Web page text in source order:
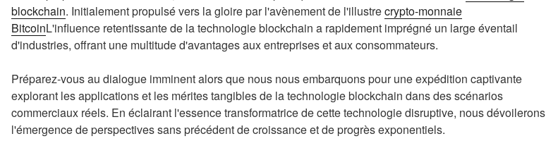
blockchain. Initialement propulsé vers la gloire par l'avènement de l'illustrecrypto-monnaie
BitcoinL'influence retentissante de la technologie blockchain a rapidement imprégné un large éventail
d'industries, offrant une multitude d'avantages aux entreprises et aux consommateurs.
Préparez-vous au dialogue imminent alors que nous nous embarquons pour une expédition captivante
explorant les applications et les mérites tangibles de la technologie blockchain dans des scénarios
commerciaux réels. En éclairant l'essence transformatrice de cette technologie disruptive, nous dévoilerons
l'émergence de perspectives sans précédent de croissance et de progrès exponentiels.